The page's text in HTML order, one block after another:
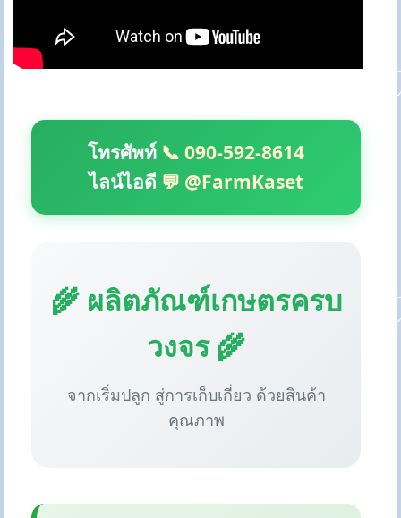
โทรศัพท์ 📞 090-592-8614
ไลน์ไอดี 💬 @FarmKaset
🌾 ผลิตภัณฑ์เกษตรครบ
วงจร 🌾
จากเริ่มปลูก สู่การเก็บเกี่ยว ด้วยสินค้า
คุณภาพ